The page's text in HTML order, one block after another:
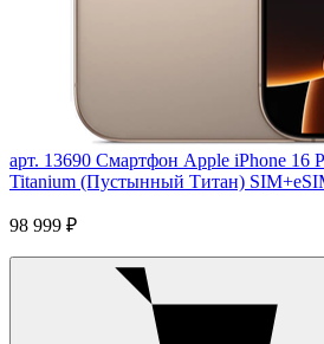
арт. 13690 Смартфон Apple iPhone 16
Titanium (Пустынный Титан)
98 999 ₽